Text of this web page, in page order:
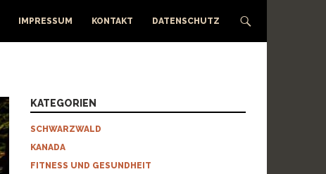
IMPRESSUM KONTAKT DATENSCHUTZ
KATEGORIEN
SCHWARZWALD
KANADA
FITNESS UND GESUNDHEIT